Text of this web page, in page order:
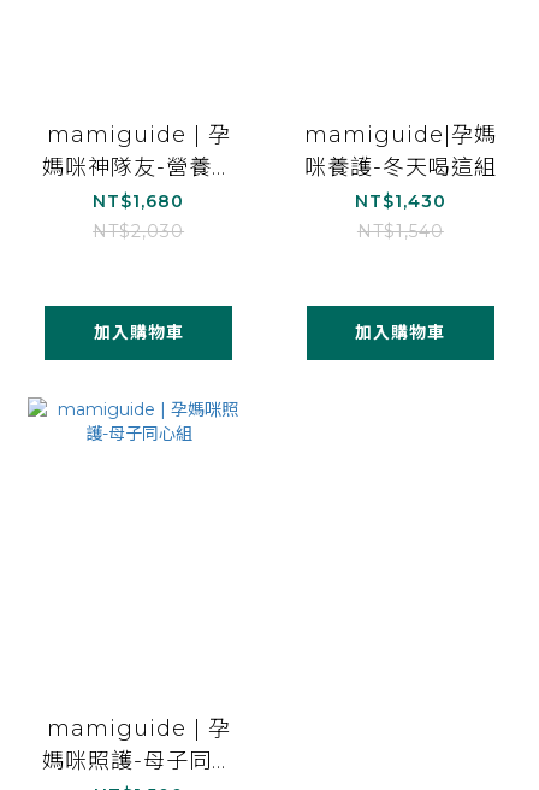
mamiguide | 孕
媽咪神隊友-營養豐
富組
NT$1,680
NT$2,030
加入購物車
mamiguide|孕媽
咪養護-冬天喝這組
NT$1,430
NT$1,540
加入購物車
mamiguide | 孕
媽咪照護-母子同心